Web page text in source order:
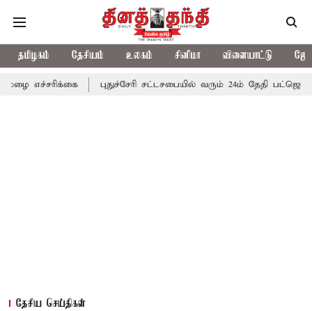
தமிழகம் தேசியம் உலகம் சினிமா விளையாட்டு
புதுச்சேரி சட்டசபையில் வரும் 24ம் தேதி பட்ஜெட் தாக்கல்
தேசிய செய்திகள்